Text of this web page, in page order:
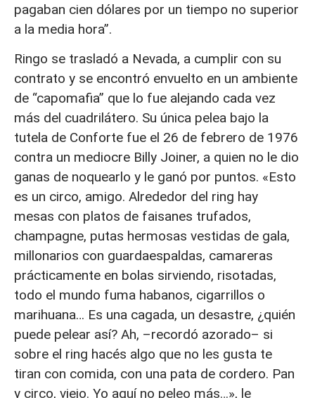
pagaban cien dólares por un tiempo no superior
a la media hora”.
Ringo se trasladó a Nevada, a cumplir con su
contrato y se encontró envuelto en un ambiente
de “capomafia” que lo fue alejando cada vez
más del cuadrilátero. Su única pelea bajo la
tutela de Conforte fue el 26 de febrero de 1976
contra un mediocre Billy Joiner, a quien no le dio
ganas de noquearlo y le ganó por puntos. «Esto
es un circo, amigo. Alrededor del ring hay
mesas con platos de faisanes trufados,
champagne, putas hermosas vestidas de gala,
millonarios con guardaespaldas, camareras
prácticamente en bolas sirviendo, risotadas,
todo el mundo fuma habanos, cigarrillos o
marihuana… Es una cagada, un desastre, ¿quién
puede pelear así? Ah, –recordó azorado– si
sobre el ring hacés algo que no les gusta te
tiran con comida, con una pata de cordero. Pan
y circo, viejo. Yo aquí no peleo más…», le